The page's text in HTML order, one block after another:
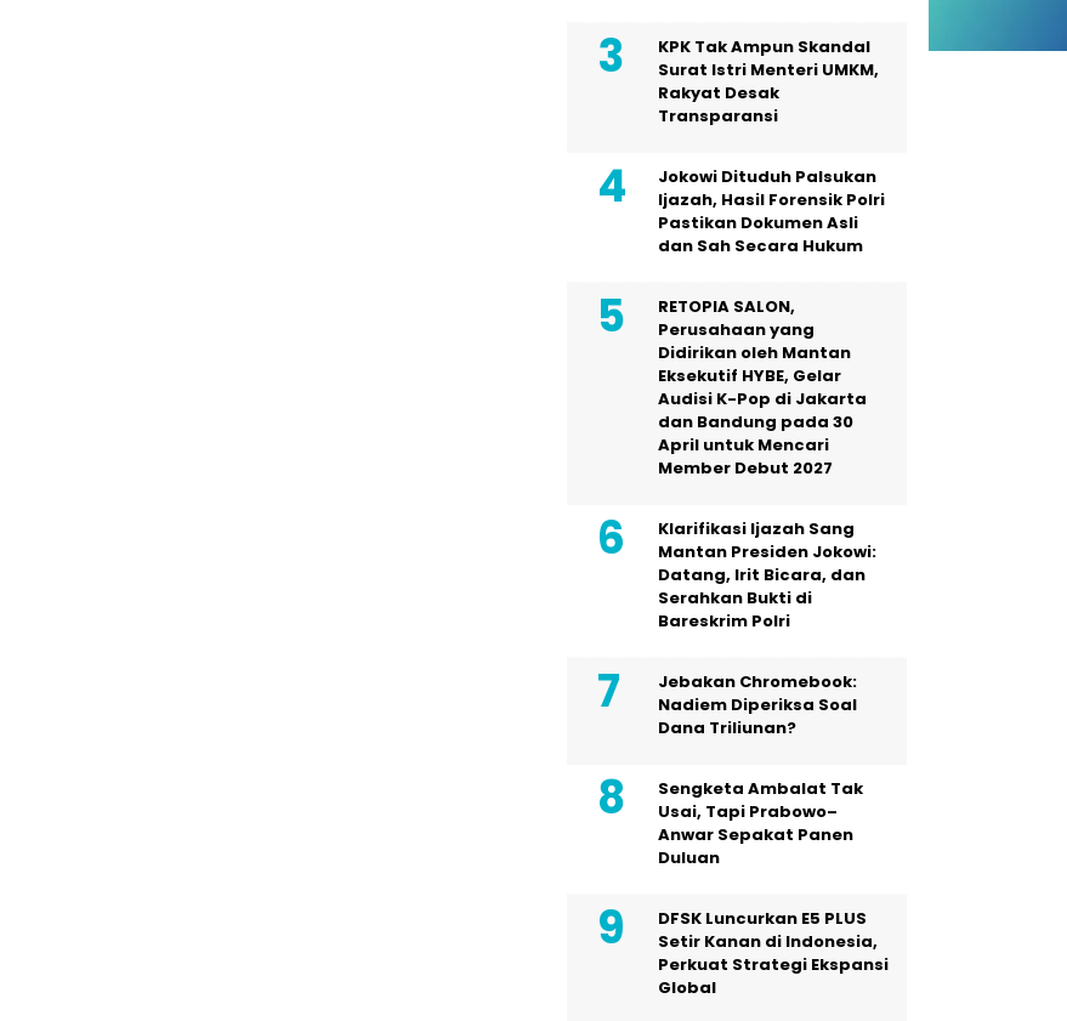
KPK Tak Ampun Skandal
Surat Istri Menteri UMKM,
Rakyat Desak
Transparansi
Jokowi Dituduh Palsukan
Ijazah, Hasil Forensik Polri
Pastikan Dokumen Asli
dan Sah Secara Hukum
RETOPIA SALON,
Perusahaan yang
Didirikan oleh Mantan
Eksekutif HYBE, Gelar
Audisi K-Pop di Jakarta
dan Bandung pada 30
April untuk Mencari
Member Debut 2027
Klarifikasi Ijazah Sang
Mantan Presiden Jokowi:
Datang, Irit Bicara, dan
Serahkan Bukti di
Bareskrim Polri
Jebakan Chromebook:
Nadiem Diperiksa Soal
Dana Triliunan?
Sengketa Ambalat Tak
Usai, Tapi Prabowo–
Anwar Sepakat Panen
Duluan
DFSK Luncurkan E5 PLUS
Setir Kanan di Indonesia,
Perkuat Strategi Ekspansi
Global